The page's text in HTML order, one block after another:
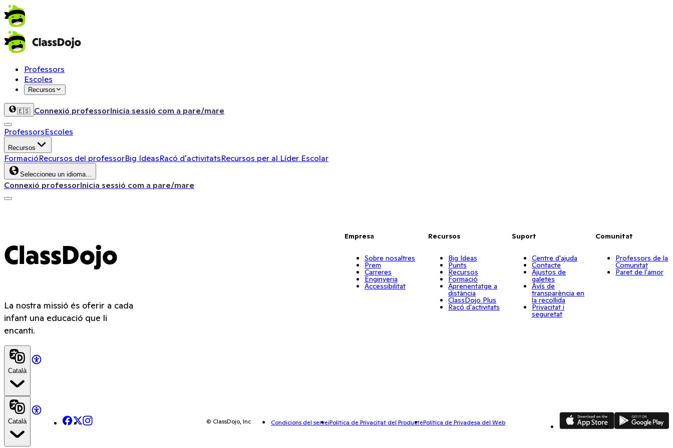
Professors
Escoles
Recursos
🇪🇸 Connexió professorInicia sessió com a pare/mare
ProfessorsEscoles
Recursos
FormacióRecursos del professorBig IdeasRacó d'activitatsRecursos per al Líder Escolar
Seleccioneu un idioma…
Connexió professorInicia sessió com a pare/mare
ClassDojo
La nostra missió és oferir a cada
infant una educació que li
encanti.
Català
Empresa
Sobre nosaltres
Prem
Carreres
Enginyeria
Accessibilitat
Recursos
Big Ideas
Punts
Recursos
Formació
Aprenentatge a
distància
ClassDojo Plus
Racó d'activitats
Suport
Centre d'ajuda
Contacte
Ajustos de
galetes
Avís de
transparència en
la recollida
Privacitat i
seguretat
Comunitat
Professors de la
Comunitat
Paret de l'amor
Català Facebook
X Instagram © ClassDojo, Inc Condicions del serveiPolítica de Privacitat del ProductePolítica de Privadesa del Web
App Store Google Play